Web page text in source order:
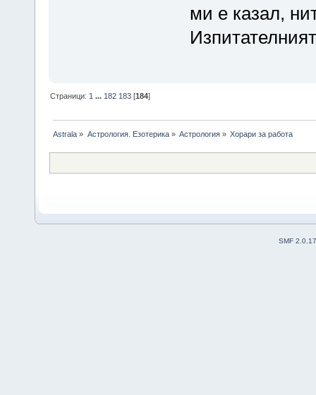
ми е казал,
Страници: 1 ... 182 183 [184]
Astrala » Астрология. Езотерика» Астрология» Хорари за работа
SMF 2.0.17